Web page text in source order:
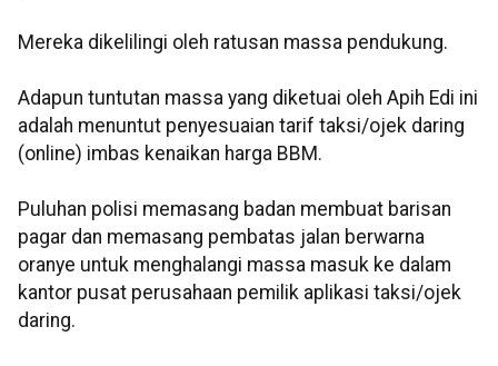
Mereka dikelilingi oleh ratusan massa pendukung.
Adapun tuntutan massa yang diketuai oleh Apih Edi ini
adalah menuntut penyesuaian tarif taksi/ojek daring
(online) imbas kenaikan harga BBM.
Puluhan polisi memasang badan membuat barisan
pagar dan memasang pembatas jalan berwarna
oranye untuk menghalangi massa masuk ke dalam
kantor pusat perusahaan pemilik aplikasi taksi/ojek
daring.